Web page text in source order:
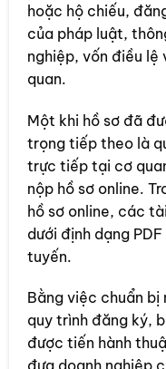
hoặc hộ chiếu,
của pháp luật,
nghiệp, vốn điều
quan.
Một khi hồ sơ đã
trọng tiếp theo là
trực tiếp tại cơ
nộp hồ sơ online.
hồ sơ online, các
dưới định dạng
tuyến.
Bằng việc chuẩn
quy trình đăng ký,
được tiến hành